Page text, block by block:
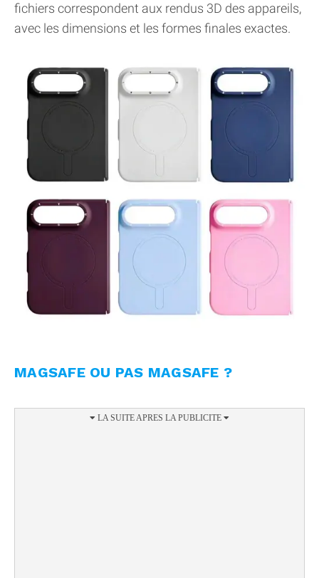
fichiers correspondent aux rendus 3D des appareils,
avec les dimensions et les formes finales exactes.
MAGSAFE OU PAS MAGSAFE ?